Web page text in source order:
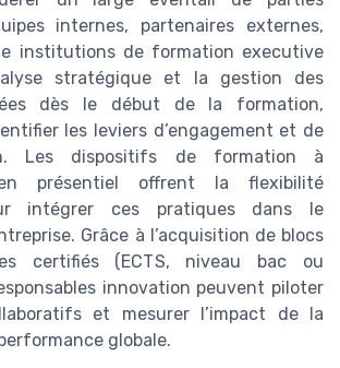
internes, partenaires externes,
institutions de formation executive
stratégique et la gestion des
dès le début de la formation,
les leviers d’engagement et de
Les dispositifs de formation à
présentiel offrent la flexibilité
intégrer ces pratiques dans le
Grâce à l’acquisition de blocs
certifiés (ECTS, niveau bac ou
innovation peuvent piloter
et mesurer l’impact de la
globale.